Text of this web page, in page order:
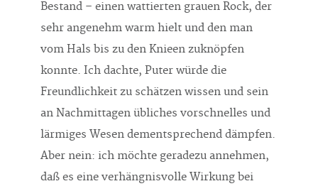
Bestand – einen wattierten grauen Rock, der
sehr angenehm warm hielt und den man
vom Hals bis zu den Knieen zuknöpfen
konnte. Ich dachte, Puter würde die
Freundlichkeit zu schätzen wissen und sein
an Nachmittagen übliches vorschnelles und
lärmiges Wesen dementsprechend dämpfen.
Aber nein: ich möchte geradezu annehmen,
daß es eine verhängnisvolle Wirkung bei